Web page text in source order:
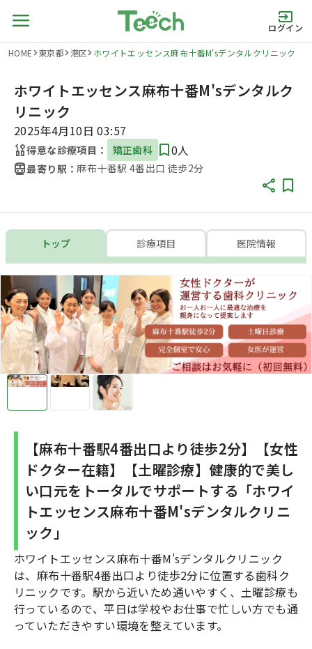
ログイン
HOME 東京都 港区 ホワイトエッセンス麻布十番M'sデンタルクリニック
ホワイトエッセンス麻布十番M'sデンタルク
リニック
2025年4月10日 03:57
得意な診療項目： 矯正歯科 0人
最寄り駅：麻布十番駅 4番出口 徒歩2分
トップ 診療項目 医院情報
【麻布十番駅4番出口より徒歩2分】【女性
ドクター在籍】【土曜診療】健康的で美し
い口元をトータルでサポートする「ホワイ
トエッセンス麻布十番M'sデンタルクリニ
ック」
ホワイトエッセンス麻布十番M'sデンタルクリニック
は、麻布十番駅4番出口より徒歩2分に位置する歯科ク
リニックです。駅から近いため通いやすく、土曜診療も
行っているので、平日は学校やお仕事で忙しい方でも通
っていただきやすい環境を整えています。